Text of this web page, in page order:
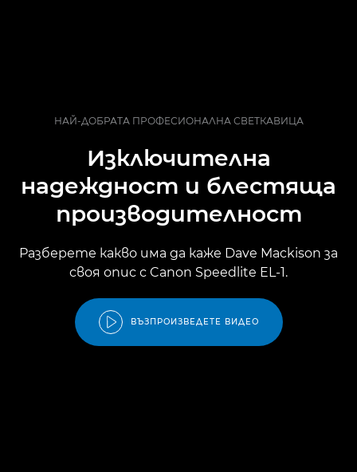
НАЙ-ДОБРАТА ПРОФЕСИОНАЛНА СВЕТКАВИЦА
Изключителна
надеждност и блестяща
производителност
Разберете какво има да каже Dave Mackison за
своя опис с Canon Speedlite EL-1.
ВЪЗПРОИЗВЕДЕТЕ ВИДЕО